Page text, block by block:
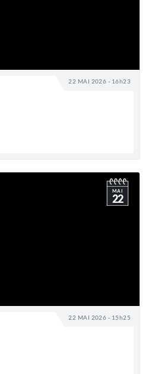
22 MAI 2026 - 16h23
22 MAI 2026 - 15h25
MAI
22